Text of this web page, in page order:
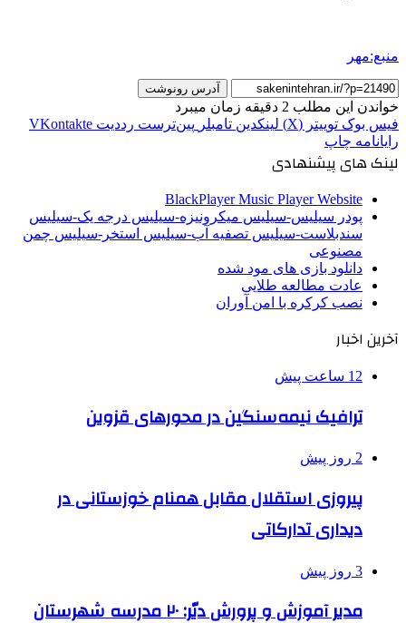
منبع:مهر
آدرس رونوشت
خواندن این مطلب 2 دقیقه زمان میبرد
فیس بوک توییتر (X) لینکدین ‫تامبلر ‫پین‌ترست ‫رددیت ‫VKontakte
رایانامه چاپ
لینک های پیشنهادی
BlackPlayer Music Player Website
پودر سیلیس-سیلیس میکرونیزه-سیلیس درجه یک-سیلیس
سندبلاست-سیلیس تصفیه آب-سیلیس استخر-سیلیس چمن
مصنوعی
دانلود بازی های مود شده
عادت مطالعه طلایی
نصب کرکره با امن آوران
آخرین اخبار
12 ساعت پیش
ترافیک نیمه‌سنگین در محورهای قزوین
2 روز پیش
پیروزی استقلال مقابل همنام خوزستانی در
دیداری تدارکاتی
3 روز پیش
مدیر آموزش و پرورش دیّر: ۲۰ مدرسه شهرستان